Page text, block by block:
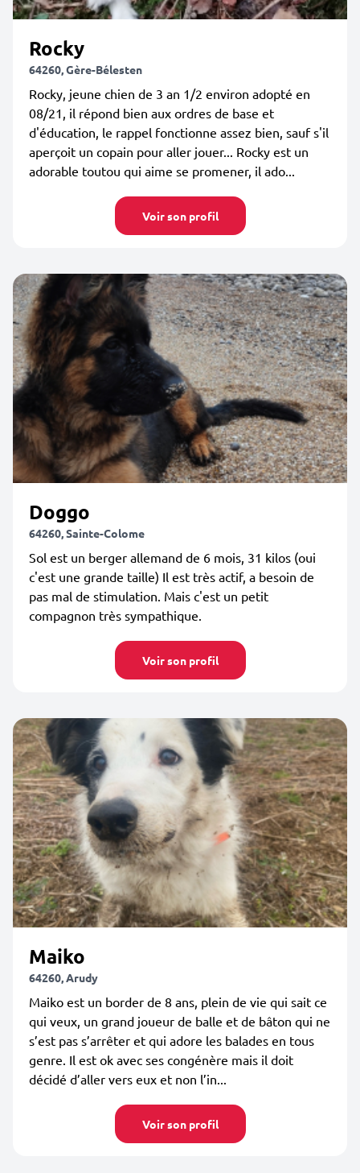
Rocky
64260, Gère-Bélesten
Rocky, jeune chien de 3 an 1/2 environ adopté en
08/21, il répond bien aux ordres de base et
d'éducation, le rappel fonctionne assez bien, sauf s'il
aperçoit un copain pour aller jouer... Rocky est un
adorable toutou qui aime se promener, il ado...
Voir son profil
Doggo
64260, Sainte-Colome
Sol est un berger allemand de 6 mois, 31 kilos (oui
c'est une grande taille) Il est très actif, a besoin de
pas mal de stimulation. Mais c'est un petit
compagnon très sympathique.
Voir son profil
Maiko
64260, Arudy
Maiko est un border de 8 ans, plein de vie qui sait ce
qui veux, un grand joueur de balle et de bâton qui ne
s’est pas s’arrêter et qui adore les balades en tous
genre. Il est ok avec ses congénère mais il doit
décidé d’aller vers eux et non l’in...
Voir son profil